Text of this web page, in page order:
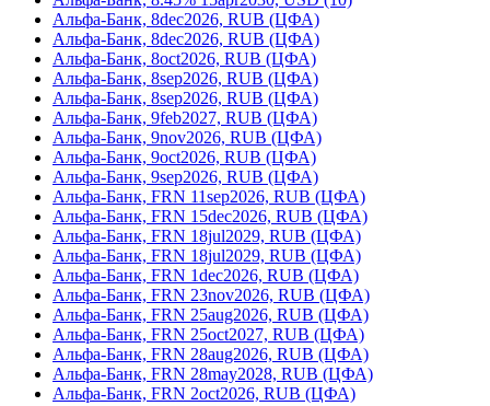
Альфа-Банк, 8dec2026, RUB (ЦФА)
Альфа-Банк, 8dec2026, RUB (ЦФА)
Альфа-Банк, 8oct2026, RUB (ЦФА)
Альфа-Банк, 8sep2026, RUB (ЦФА)
Альфа-Банк, 8sep2026, RUB (ЦФА)
Альфа-Банк, 9feb2027, RUB (ЦФА)
Альфа-Банк, 9nov2026, RUB (ЦФА)
Альфа-Банк, 9oct2026, RUB (ЦФА)
Альфа-Банк, 9sep2026, RUB (ЦФА)
Альфа-Банк, FRN 11sep2026, RUB (ЦФА)
Альфа-Банк, FRN 15dec2026, RUB (ЦФА)
Альфа-Банк, FRN 18jul2029, RUB (ЦФА)
Альфа-Банк, FRN 18jul2029, RUB (ЦФА)
Альфа-Банк, FRN 1dec2026, RUB (ЦФА)
Альфа-Банк, FRN 23nov2026, RUB (ЦФА)
Альфа-Банк, FRN 25aug2026, RUB (ЦФА)
Альфа-Банк, FRN 25oct2027, RUB (ЦФА)
Альфа-Банк, FRN 28aug2026, RUB (ЦФА)
Альфа-Банк, FRN 28may2028, RUB (ЦФА)
Альфа-Банк, FRN 2oct2026, RUB (ЦФА)